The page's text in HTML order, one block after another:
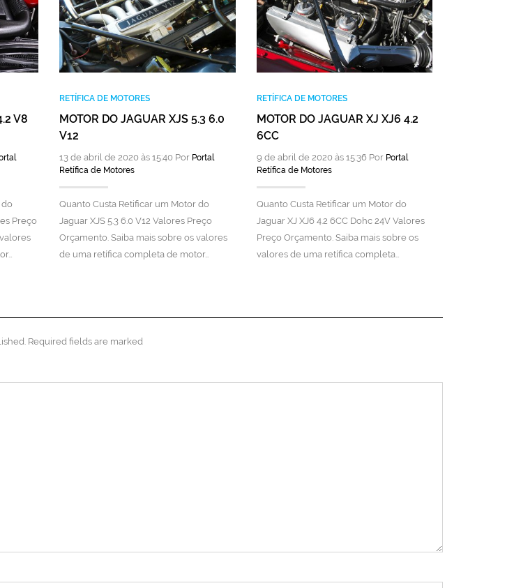
V8
do
Preço
RETÍFICA DE MOTORES
MOTOR DO JAGUAR XJS 5.3 6.0
V12
13 de abril de 2020 às 15:40 Por Portal
Retífica de Motores
Quanto Custa Retificar um Motor do
Jaguar XJS 5.3 6.0 V12 Valores Preço
Orçamento. Saiba mais sobre os valores
de uma retífica completa de motor…
RETÍFICA DE MOTORES
MOTOR DO JAGUAR XJ XJ6 4.2
6CC
9 de abril de 2020 às 15:36 Por Portal
Retífica de Motores
Quanto Custa Retificar um Motor do
Jaguar XJ XJ6 4.2 6CC Dohc 24V Valores
Preço Orçamento. Saiba mais sobre os
valores de uma retífica completa…
Required fields are marked